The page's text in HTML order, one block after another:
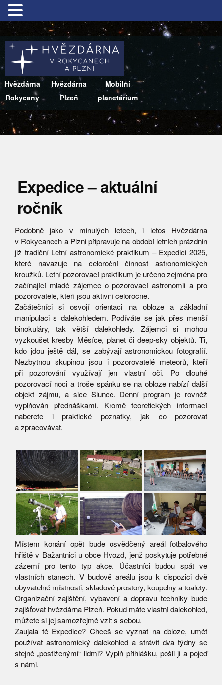
Hvězdárna
Rokycany
Hvězdárna
Plzeň
Mobilní
planetárium
Expedice – aktuální
ročník
Podobně jako v minulých letech, i letos Hvězdárna
v Rokycanech a Plzni připravuje na období letních prázdnin
již tradiční Letní astronomické praktikum – Expedici 2025,
které navazuje na celoroční činnost astronomických
kroužků. Letní pozorovací praktikum je určeno zejména pro
začínající mladé zájemce o pozorovací astronomii a pro
pozorovatele, kteří jsou aktivní celoročně.
Začátečníci si osvojí orientaci na obloze a základní
manipulaci s dalekohledem. Podíváte se jak přes menší
binokuláry, tak větší dalekohledy. Zájemci si mohou
vyzkoušet kresby Měsíce, planet či deep-sky objektů. Ti,
kdo jdou ještě dál, se zabývají astronomickou fotografií.
Nezbytnou skupinou jsou i pozorovatelé meteorů, kteří
při pozorování využívají jen vlastní oči. Po dlouhé
pozorovací noci a troše spánku se na obloze nabízí další
objekt zájmu, a sice Slunce. Denní program je rovněž
vyplňován přednáškami. Kromě teoretických informací
naberete i praktické poznatky, jak co pozorovat
a zpracovávat.
Místem konání opět bude osvědčený areál fotbalového
hřiště v Bažantnici u obce Hvozd, jenž poskytuje potřebné
zázemí pro tento typ akce. Účastníci budou spát ve
vlastních stanech. V budově areálu jsou k dispozici dvě
obyvatelné místnosti, skladové prostory, koupelny a toalety.
Organizační zajištění, vybavení a dopravu techniky bude
zajišťovat hvězdárna Plzeň. Pokud máte vlastní dalekohled,
můžete si jej samozřejmě vzít s sebou.
Zaujala tě Expedice? Chceš se vyznat na obloze, umět
používat astronomický dalekohled a strávit dva týdny se
stejně „postiženými“ lidmi? Vyplň přihlášku, pošli ji a pojeď
s námi.